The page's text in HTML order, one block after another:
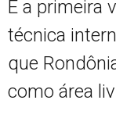
É a primeira
técnica
que
como área